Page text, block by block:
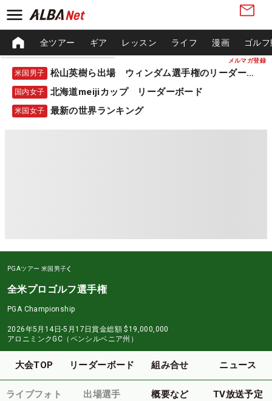
メルマガ登録
全ツアー ギア レッスン ライフ 漫画 ゴル
米国男子 松山英樹ら出場 ウィンダム選手権のリーダーボード
国内女子 北海道meijiカップ リーダーボード
米国女子 最新の世界ランキング
PGAツアー 米国男子
全米プロゴルフ選手権
PGA Championship
2026年5月14日-5月17日賞金総額 $19,000,000
アロニミンクGC（ペンシルベニア州）
大会TOP リーダーボード 組み合せ ニュース
ライブフォト 出場選手 概要など TV放送予定